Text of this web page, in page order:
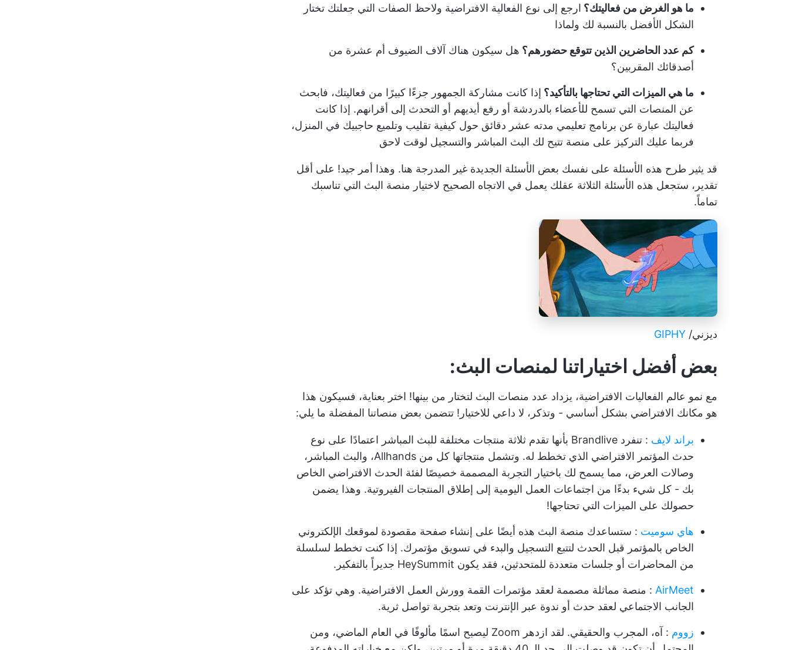
ما هو الغرض من فعاليتك؟ ارجع إلى نوع الفعالية الافتراضية ولاحظ الصفات التي جعلتك تختار
الشكل الأفضل بالنسبة لك ولماذا
كم عدد الحاضرين الذين تتوقع حضورهم؟ هل سيكون هناك آلاف الضيوف أم عشرة من
أصدقائك المقربين؟
ما هي الميزات التي تحتاجها بالتأكيد؟ إذا كانت مشاركة الجمهور جزءًا كبيرًا من فعاليتك، فابحث
عن المنصات التي تسمح للأعضاء بالدردشة أو رفع أيديهم أو التحدث إلى أقرانهم. إذا كانت
فعاليتك عبارة عن برنامج تعليمي مدته عشر دقائق حول كيفية تقليب وتلميع حاجبيك في المنزل،
فربما عليك التركيز على منصة تتيح لك البث المباشر والتسجيل لوقت لاحق
قد يثير طرح هذه الأسئلة على نفسك بعض الأسئلة الجديدة غير المدرجة هنا. وهذا أمر جيد! على أقل
تقدير، ستجعل هذه الأسئلة الثلاثة عقلك يعمل في الاتجاه الصحيح لاختيار منصة البث التي تناسبك
تماماً.
ديزني/ GIPHY
بعض أفضل اختياراتنا لمنصات البث:
مع نمو عالم الفعاليات الافتراضية، يزداد عدد منصات البث لتختار من بينها! اختر بعناية، فسيكون هذا
هو مكانك الافتراضي بشكل أساسي - وتذكر، لا داعي للاختيار! تتضمن بعض منصاتنا المفضلة ما يلي:
براند لايف
: تنفرد Brandlive بأنها تقدم ثلاثة منتجات مختلفة للبث المباشر اعتمادًا على نوع
حدث المؤتمر الافتراضي الذي تخطط له. وتشمل منتجاتها كل من Allhands، والبث المباشر،
وصالات العرض، مما يسمح لك باختيار التجربة المصممة خصيصًا لفئة الحدث الافتراضي الخاص
بك - كل شيء بدءًا من اجتماعات العمل اليومية إلى إطلاق المنتجات الفيروتية. وهذا يضمن
حصولك على الميزات التي تحتاجها!
هاي سوميت : ستساعدك منصة البث هذه أيضًا على إنشاء صفحة مقصودة لموقعك الإلكتروني
الخاص بالمؤتمر قبل الحدث لتتبع التسجيل والبدء في تسويق مؤتمرك. إذا كنت تخطط لسلسلة
من المحاضرات أو جلسات متعددة للمتحدثين، فقد يكون HeySummit جديراً بالتفكير.
AirMeet : منصة مماثلة مصممة لعقد مؤتمرات القمة وورش العمل الافتراضية. وهي تؤكد على
الجانب الاجتماعي لعقد حدث أو ندوة عبر الإنترنت وتعد بتجربة تواصل ثرية.
زووم
: آه، المجرب والحقيقي. لقد ازدهر Zoom ليصبح اسمًا مألوفًا في العام الماضي، ومن